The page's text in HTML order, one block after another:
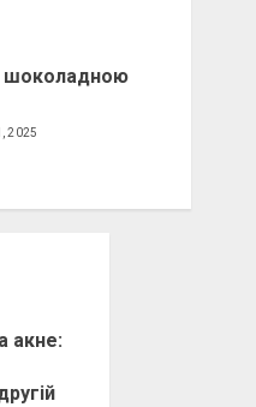
шоколадною
2025
акне: